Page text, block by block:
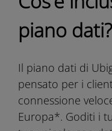
piano dati?
Il piano dati di
pensato per i
connessione
Europa*. Goditi i